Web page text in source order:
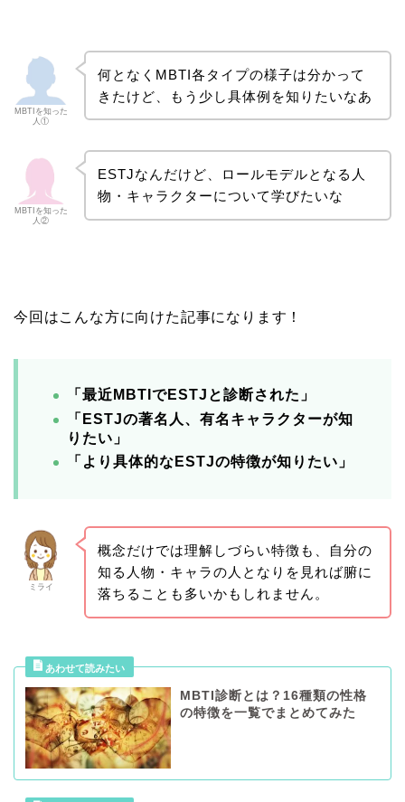
MBTIを知った
人①
何となくMBTI各タイプの様子は分かって
きたけど、もう少し具体例を知りたいなあ
MBTIを知った
人②
ESTJなんだけど、ロールモデルとなる人
物・キャラクターについて学びたいな
今回はこんな方に向けた記事になります！
「最近MBTIでESTJと診断された」
「ESTJの著名人、有名キャラクターが知
りたい」
「より具体的なESTJの特徴が知りたい」
ミライ
概念だけでは理解しづらい特徴も、自分の
知る人物・キャラの人となりを見れば腑に
落ちることも多いかもしれません。
MBTI診断とは？16種類の性格
の特徴を一覧でまとめてみた